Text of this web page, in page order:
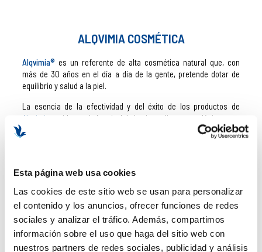
Esta página web usa cookies
Las cookies de este sitio web se usan para personalizar
el contenido y los anuncios, ofrecer funciones de redes
sociales y analizar el tráfico. Además, compartimos
información sobre el uso que haga del sitio web con
nuestros partners de redes sociales, publicidad y análisis
ALQVIMIA COSMÉTICA
Alqvimia® es un referente de alta cosmética natural que, con
más de 30 años en el día a día de la gente, pretende dotar de
equilibrio y salud a la piel.
La esencia de la efectividad y del éxito de los productos de
Alqvimia
reside en el alto nivel de los ingredientes ecológicos que
incluye en la composición de sus productos. Sin conservantes, ni
con las últimas innovaciones!
ALQVIMIA ACEITES ESENCIALES